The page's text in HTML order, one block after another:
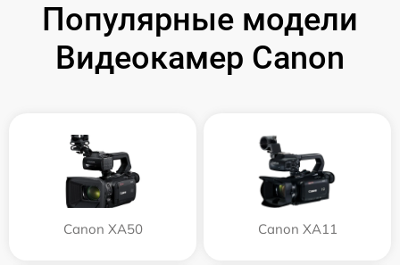
Популярные модели
Видеокамер Canon
Canon XA50 Canon XA11